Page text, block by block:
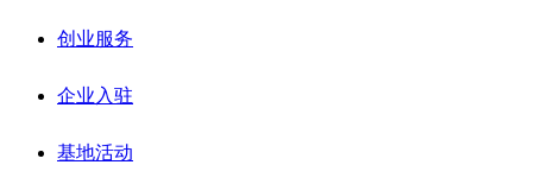
创业服务
企业入驻
基地活动